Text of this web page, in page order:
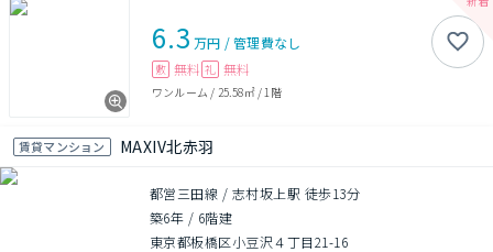
6.3 万円 /管理費なし
敷 無料 礼 無料
ワンルーム / 25.58㎡/ 1階
賃貸マンション MAXIV北赤羽
都営三田線 / 志村坂上駅 徒歩13分
築6年 / 6階建
東京都板橋区小豆沢４丁目21-16